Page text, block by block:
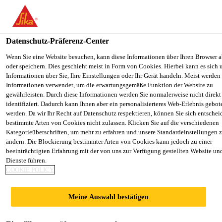
You are accessing "Sika Österreich", it seems you are accessing it
"Vereinigte Staaten". We have a dedicated website for your country.
TO SIKA
USA
STAY ON THE SIKA
ÖSTERREICH WEBSITE
Sika Österreich
Sika®
Tricomer®
Fugenverschlussbänder auf PVC/NBR
Basis
Datenschutz-Präferenz-Center
Wenn Sie eine Website besuchen, kann diese Informationen über Ihren Browser
oder speichern. Dies geschieht meist in Form von Cookies. Hierbei kann es sich
Informationen über Sie, Ihre Einstellungen oder Ihr Gerät handeln. Meist werden
Informationen verwendet, um die erwartungsgemäße Funktion der Website zu
gewährleisten. Durch diese Informationen werden Sie normalerweise nicht direkt
identifiziert. Dadurch kann Ihnen aber ein personalisierteres Web-Erlebnis
werden. Da wir Ihr Recht auf Datenschutz respektieren, können Sie sich
bestimmte Arten von Cookies nicht zulassen. Klicken Sie auf die verschiedenen
Kategorieüberschriften, um mehr zu erfahren und unsere Standardeinstellungen
ändern. Die Blockierung bestimmter Arten von Cookies kann jedoch zu einer
beeinträchtigten Erfahrung mit der von uns zur Verfügung gestellten Website
Dienste führen.
COOKIE POLICY
Meine Auswahl bestätigen